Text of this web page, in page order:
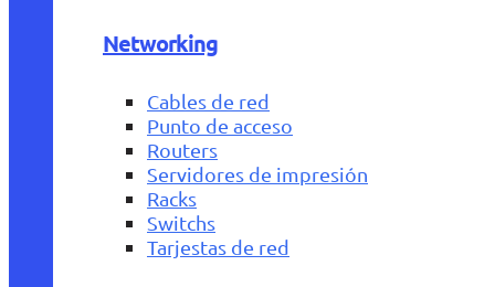
Networking
Cables de red
Punto de acceso
Routers
Servidores de impresión
Racks
Switchs
Tarjestas de red